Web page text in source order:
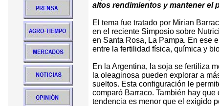
altos rendimientos y mantener el
El tema fue tratado por Mirian
en el reciente Simposio sobre
en Santa Rosa, La Pampa. En ese
entre la fertilidad física, química y
En la Argentina, la soja se fertiliza
la oleaginosa pueden explorar a
sueltos. Esta configuración le
comparó Barraco. También hay
tendencia es menor que el exigido